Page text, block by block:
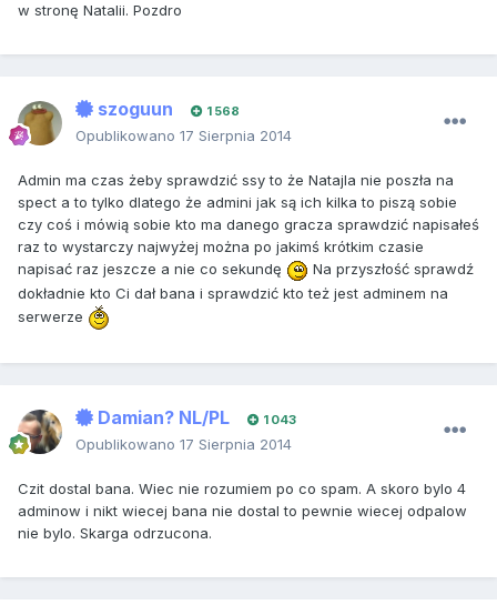
w stronę Natalii. Pozdro
szoguun 1 568
Opublikowano 17 Sierpnia 2014
Admin ma czas żeby sprawdzić ssy to że Natajla nie poszła na
spect a to tylko dlatego że admini jak są ich kilka to piszą sobie
czy coś i mówią sobie kto ma danego gracza sprawdzić napisałeś
raz to wystarczy najwyżej można po jakimś krótkim czasie
napisać raz jeszcze a nie co sekundę
Na przyszłość sprawdź
dokładnie kto Ci dał bana i sprawdzić kto też jest adminem na
serwerze
Damian? NL/PL 1 043
Opublikowano 17 Sierpnia 2014
Czit dostal bana. Wiec nie rozumiem po co spam. A skoro bylo 4
adminow i nikt wiecej bana nie dostal to pewnie wiecej odpalow
nie bylo. Skarga odrzucona.